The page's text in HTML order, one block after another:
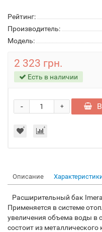
Рейтинг:
Производитель:
Модель:
2 323 грн.
Есть в наличии
+
-
Описание
Расширительный бак
Применяется в системе
увеличения объема воды в
состоит из